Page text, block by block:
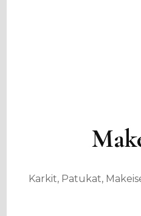
Karkit, Patukat,